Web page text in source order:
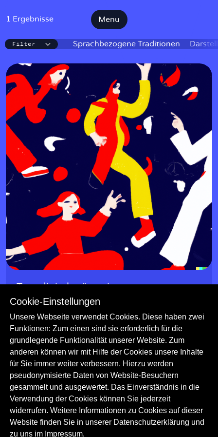
Menu
Filter Sprachbezogene Traditionen
IKE
1 Ergebnisse
Tanz digital präsentiert
Die digitalen Ausstellungen vermitteln Informationen zu
verschiedenen Aspekten von Tanz.
Tanz Theatergeschichte
Kulturgeschichte
Darstellende Künste
Cookie-Einstellungen
Unsere Webseite verwendet Cookies. Diese haben zwei
Funktionen: Zum einen sind sie erforderlich für die
grundlegende Funktionalität unserer Website. Zum
anderen können wir mit Hilfe der Cookies unsere Inhalte
für Sie immer weiter verbessern. Hierzu werden
pseudonymisierte Daten von Website-Besuchern
gesammelt und ausgewertet. Das Einverständnis in die
Verwendung der Cookies können Sie jederzeit
widerrufen. Weitere Informationen zu Cookies auf dieser
Website finden Sie in unserer Datenschutzerklärung und
zu uns im Impressum.